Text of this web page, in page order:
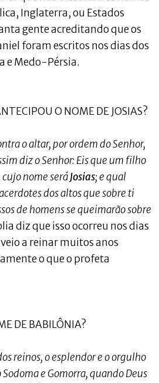
Inglaterra, ou Estados
gente acreditando que os
foram escritos nos dias dos
e Medo-Pérsia.
O NOME DE JOSIAS?
o altar, por ordem do Senhor,
diz o Senhor: Eis que um filho
cujo nome seráJosias; e qual
dos altos que sobre ti
de homens se queimarão sobre
diz que isso ocorreu nos dias
veio a reinar muitos anos
o que o profeta
DE BABILÔNIA?
reinos, o esplendor e o orgulho
e Gomorra, quando Deus